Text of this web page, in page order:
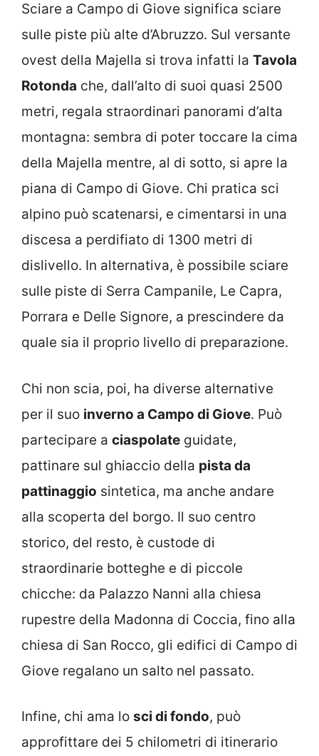
Sciare a Campo di Giove significa sciare
sulle piste più alte d’Abruzzo. Sul versante
ovest della Majella si trova infatti la Tavola
Rotonda che, dall’alto di suoi quasi 2500
metri, regala straordinari panorami d’alta
montagna: sembra di poter toccare la cima
della Majella mentre, al di sotto, si apre la
piana di Campo di Giove. Chi pratica sci
alpino può scatenarsi, e cimentarsi in una
discesa a perdifiato di 1300 metri di
dislivello. In alternativa, è possibile sciare
sulle piste di Serra Campanile, Le Capra,
Porrara e Delle Signore, a prescindere da
quale sia il proprio livello di preparazione.
Chi non scia, poi, ha diverse alternative
per il suo inverno a Campo di Giove. Può
partecipare a ciaspolate guidate,
pattinare sul ghiaccio della pista da
pattinaggio sintetica, ma anche andare
alla scoperta del borgo. Il suo centro
storico, del resto, è custode di
straordinarie botteghe e di piccole
chicche: da Palazzo Nanni alla chiesa
rupestre della Madonna di Coccia, fino alla
chiesa di San Rocco, gli edifici di Campo di
Giove regalano un salto nel passato.
Infine, chi ama lo sci di fondo, può
approfittare dei 5 chilometri di itinerario